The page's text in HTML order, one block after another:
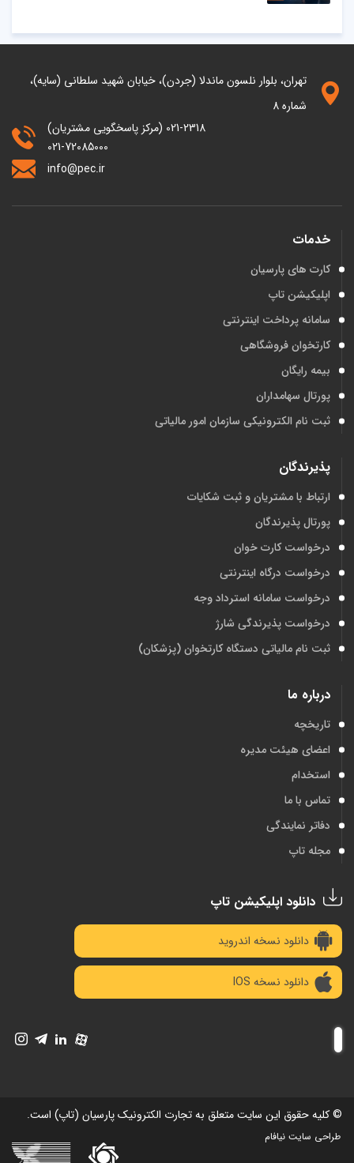
تهران، بلوار نلسون ماندلا (جردن)، خیابان شهید سلطانی (سایه)،
شماره 8
021-2318 (مرکز پاسخگویی مشتریان)
021-72085000
info@pec.ir
خدمات
کارت های پارسیان
اپلیکیشن تاپ
سامانه پرداخت اینترنتی
کارتخوان فروشگاهی
بیمه رایگان
پورتال سهامداران
ثبت نام الکترونیکی سازمان امور مالیاتی
پذیرندگان
ارتباط با مشتریان و ثبت شکایات
پورتال پذیرندگان
درخواست کارت خوان
درخواست درگاه اینترنتی
درخواست سامانه استرداد وجه
درخواست پذیرندگی شارژ
ثبت نام مالیاتی دستگاه کارتخوان (پزشکان)
درباره ما
تاریخچه
اعضای هیئت مدیره
استخدام
تماس با ما
دفاتر نمایندگی
مجله تاپ
دانلود اپلیکیشن تاپ
دانلود نسخه اندروید
دانلود نسخه IOS
© کلیه حقوق این سایت متعلق به تجارت الکترونیک پارسیان (تاپ) است.
طراحی سایت نیافام